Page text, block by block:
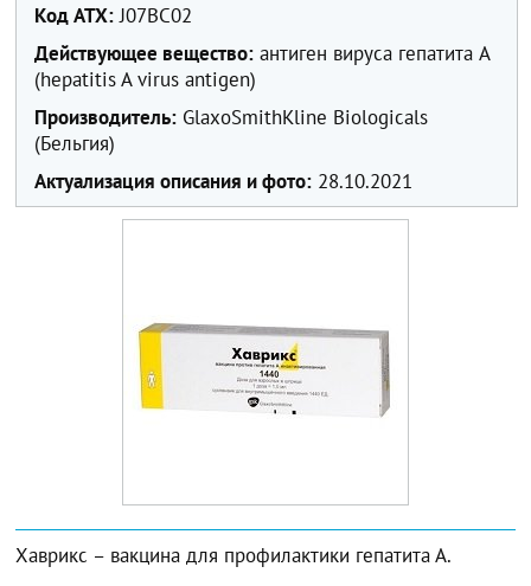
Код ATX:J07BC02
Действующее вещество: антиген вируса гепатита A
(hepatitis A virus antigen)
Производитель: GlaxoSmithKline Biologicals
(Бельгия)
Актуализация описания и фото: 28.10.2021
Хаврикс – вакцина для профилактики гепатита А.